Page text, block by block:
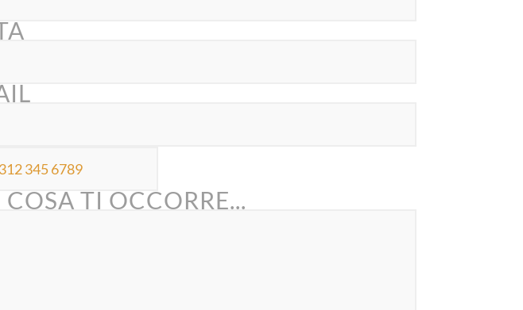
TI OCCORRE...